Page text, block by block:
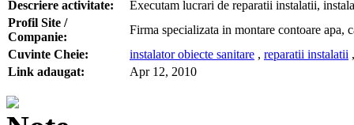
Descriere activitate:
Executam lucrari de reparatii instalatii,
Profil Site /
Companie:
Firma specializata in montare contoare apa,
Cuvinte Cheie:
instalator obiecte sanitare , reparatii instalatii
Link adaugat:
Apr 12, 2010